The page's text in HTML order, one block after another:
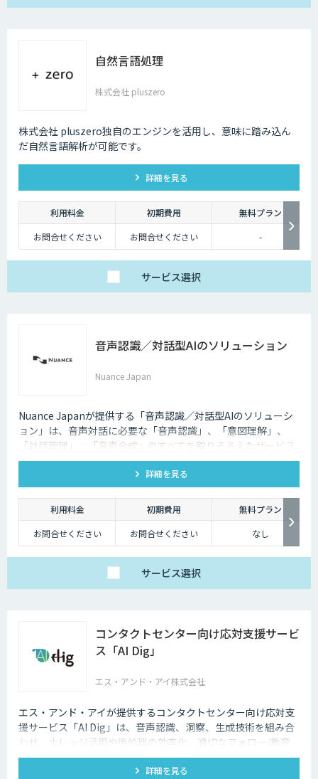
自然言語処理
株式会社 pluszero
株式会社 pluszero独自のエンジンを活用し、意味に踏み込ん
だ自然言語解析が可能です。
詳細を見る
利用料金 初期費用
無料プラン
お問合せください
お問合せください -
サービス選択
音声認識／対話型AIのソリューション
Nuance Japan
Nuance Japanが提供する「音声認識／対話型AIのソリューシ
ョン」は、音声対話に必要な「音声認識」、「意図理解」、
「対話管理」、「音声合成」のすべてを取りそろえたサービス
です。
詳細を見る
利用料金 初期費用
無料プラン
お問合せください
お問合せください なし
サービス選択
コンタクトセンター向け応対支援サービ
ス「AI Dig」
エス・アンド・アイ株式会社
エス・アンド・アイが提供するコンタクトセンター向け応対支
援サービス「AI Dig」は、音声認識、洞察、生成技術を組み合
わせ、ナレッジ活用や後処理の効率化、適切なフォロー/教育
など一連の業務をサポートします。
詳細を見る